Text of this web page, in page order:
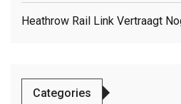
Heathrow Rail Link Vertraagt
Categories